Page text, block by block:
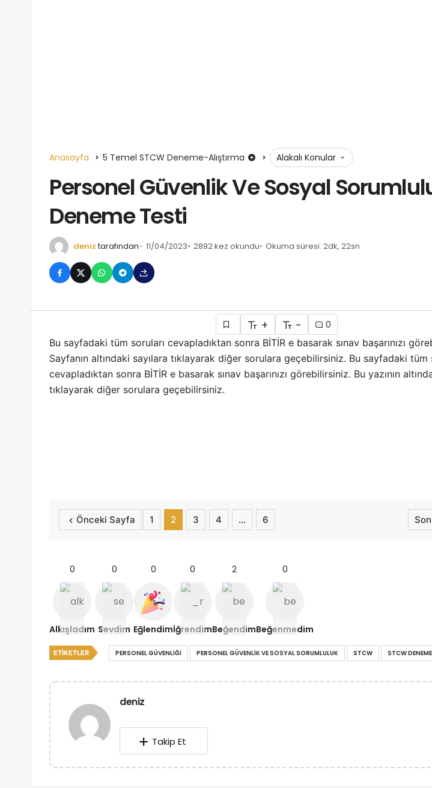
Anasayfa 5 Temel STCW Deneme-Alıştırma Alakalı Konular
Personel Güvenlik Ve Sosyal
Deneme Testi
deniz tarafından 11/04/2023 2892 kez okundu Okuma süresi: 2dk, 22sn
+ -
0
Bu sayfadaki tüm soruları cevapladıktan sonra BİTİR e basarak sınav başarınızı
Sayfanın altındaki sayılara tıklayarak diğer sorulara geçebilirsiniz. Bu sayfadaki tüm
cevapladıktan sonra BİTİR e basarak sınav başarınızı görebilirsiniz. Bu yazının
tıklayarak diğer sorulara geçebilirsiniz.
Önceki Sayfa 1 2 3 4 … 6
0
Alkışladım
0
Sevdim
0
Eğlendim
0
İğrendim
2
Beğendim
0
Beğenmedim
ETIKETLER PERSONEL GÜVENLIĞI PERSONEL GÜVENLIK VE SOSYAL SORUMLULUK STCW STCW
deniz
Takip Et